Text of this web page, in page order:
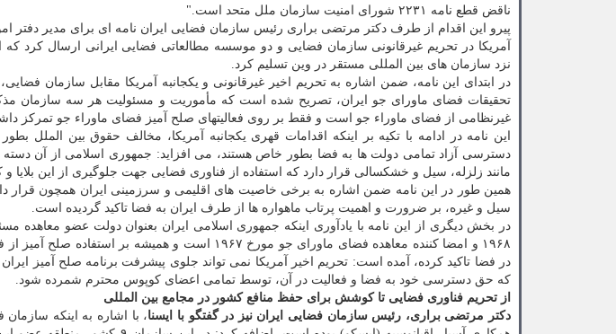
ناقض قطع نامه ۲۲۳۱ شورای امنیت سازمان ملل متحد است."
پیرو این اقدام از طرف دکتر مرتضی براری رئیس سازمان فضایی ایران نامه ای برای مدیر دفتر
آمریکا در تحریم غیرقانونی سازمان فضایی و دو موسسه مطالعاتی فضایی ایرانی ارسال کرد
نزد سازمان های بین المللی مستقر در وین تسلیم کرد.
در ابتدای این نامه، ضمن اشاره به تحریم اخیر غیرقانونی و یکجانبه آمریکا مقابل سازمان
تحقیقات فضای ماورای جو ایران، تصریح شده است که مأموریت و مسئولیت هر سه سازمان
غیرنظامی از فضای ماوراء جو است و فقط بر روی فعالیتهای صلح آمیز فضای ماوراء جو تمرکز
این نامه در ادامه با تکیه بر اینکه اقدامات قهری یکجانبه آمریکا، مخالف حقوق بین الملل
دسترسی آزاد تمامی دولت ها به فضا بطور خاص هستند، می افزاید: جمهوری اسلامی از آن دسته
مانند زلزله، سیل و خشکسالی قرار دارد که استفاده از فناوری فضایی جهت جلوگیری از این بلایا
همین طور در این نامه ضمن اشاره به برخی خاصیت های اقلیمی و سرزمینی ایران همچون
سیل و غیره، بر ضرورت و اهمیت پرتاب ماهواره ها از طرف ایران به فضا تاکید گردیده است.
۱۹۶۸ و امضا کننده معاهده فضای ماورای جو مورخ ۱۹۶۷ است و
در فضا تاکید کرده، آمده است: تحریم اخیر آمریکا نمی تواند جلوی پیشرفت برنامه صلح آمیز
که حق دسترسی خود به فضا و فعالیت در آن، توسط تمامی اعضای کوپوس محترم شمرده شود.
از تحریم فناوری فضایی تا کوشش برای حفظ منافع کشور در مجامع بین المللی
دکتر مرتضی براری، رئیس سازمان فضایی ایران نیز در گفتگو با ایسنا، با اشاره به اینکه